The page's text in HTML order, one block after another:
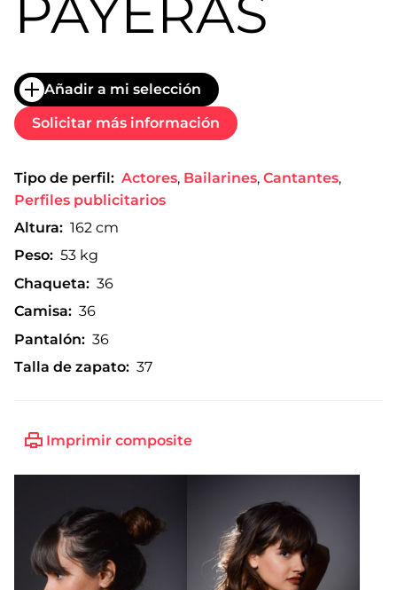
Añadir a mi selección
Solicitar más información
Tipo de perfil: Actores, Bailarines, Cantantes,
Perfiles publicitarios
Altura: 162 cm
Peso: 53 kg
Chaqueta: 36
Camisa: 36
Pantalón: 36
Talla de zapato: 37
Imprimir composite